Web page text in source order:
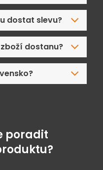
dostat slevu?
dostanu?
poradit